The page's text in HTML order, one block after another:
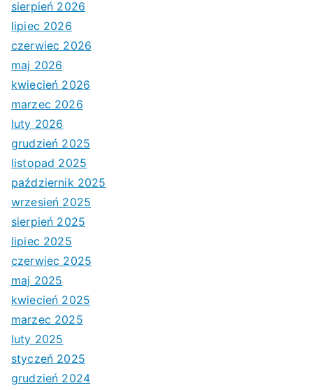
sierpień 2026
lipiec 2026
czerwiec 2026
maj 2026
kwiecień 2026
marzec 2026
luty 2026
grudzień 2025
listopad 2025
październik 2025
wrzesień 2025
sierpień 2025
lipiec 2025
czerwiec 2025
maj 2025
kwiecień 2025
marzec 2025
luty 2025
styczeń 2025
grudzień 2024